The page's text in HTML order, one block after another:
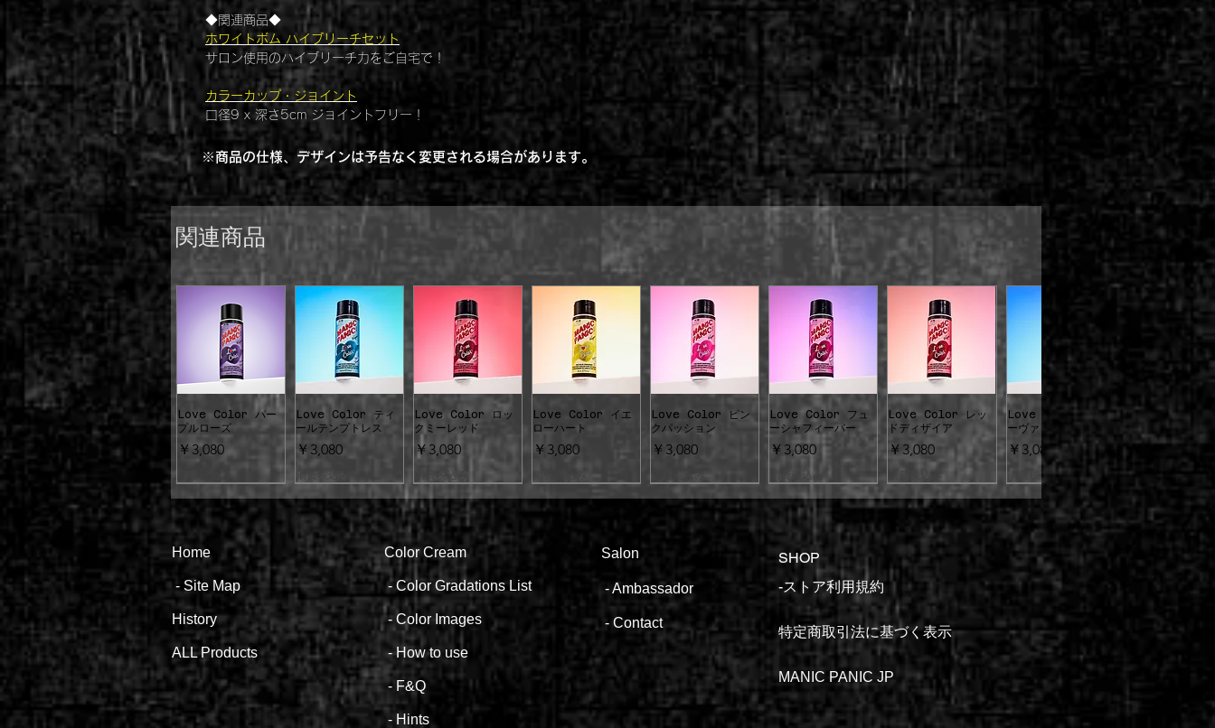
◆関連商品◆
ホワイトボム ハイブリーチセット
サロン使用のハイブリーチ力をご自宅で！
カラーカップ・ジョイント
口径9 x 深さ5cm ジョイントフリー！
イル等への色移りにご注意ください。
●開封後は、キャップを閉じお子様の手の届かない場所
に保管し、なるべく早くご使用ください。他の物と混ぜ
ないでください。
※商品の仕様、デザインは予告なく変更される場合があります。
関連商品
クイックビュー
Love Color パー
プルローズ
価格
￥3,080
クイックビュー
Love Color ティ
ールテンプトレス
価格
￥3,080
クイックビュー
Love Color ロッ
クミーレッド
価格
￥3,080
消費税込み
クイックビュー
Love Color イエ
ローハート
価格
￥3,080
クイックビュー
Love Color ピン
クパッション
価格
￥3,080
クイックビュー
Love Color フュ
ーシャフィーバー
価格
￥3,080
消費税込み
クイックビュー
Love Color レッ
ドディザイア
価格
￥3,080
クイックビュー
Love Color ブル
ーヴァレンタイン
価格
￥3,080
消費税込み
クイックビュー
Love Color グリ
ーンヴィーナス
価格
￥3,080
消費税込み
クイックビュー
送料無料
【2倍量】シルバース
ティレット
通常価格
￥5,500セール価格
￥4,400
消費税込み
クイックビュー
送料無料
【2倍量】エイリアン
グレー
通常価格
￥5,500
クイックビュー
ン
セール価格
￥4,400
【2倍量】ヴァンパイ
通常価格
￥5,500 セール価格
￥4,400
消費税込み
クイックビュー
送料無料
【2倍量】ウルトラヴ
ァイオレット
通常価格
￥5,500セール価格
￥4,400
消費税込み
クイックビュー
送料無料
【2倍量】エレクトリ
ックリザード
通常価格
￥5,500 セール価格
￥4,400
消費税込み
クイックビュー
送料無料
【2倍量】ホットホッ
トピンク
通常価格 セール価格
￥4,400
消費税込み
Home
- Site Map
History
ALL Products
ColorCream
- ​ Color Gradations List
- Color Images
-How to use
- F&Q
- Hints
Salon
-Ambassador
- Contact
SHOP
​​-ストア利用規約
特定商取引法に基づく表示
MANIC PANIC JP